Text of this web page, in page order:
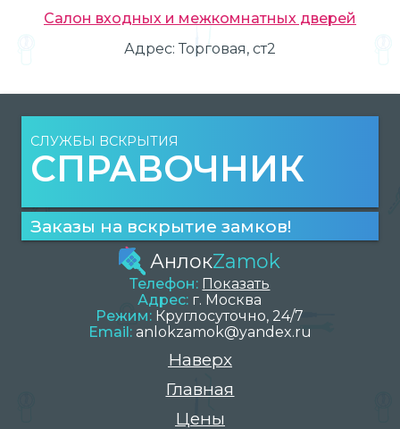
Салон входных и межкомнатных дверей
Адрес: Торговая, ст2
СЛУЖБЫ ВСКРЫТИЯ
СПРАВОЧНИК
Заказы на вскрытие замков!
АнлокZamok
Телефон: Показать
Адрес: г. Москва
Режим: Круглосуточно, 24/7
Email: anlokzamok@yandex.ru
Наверх
Главная
Цены